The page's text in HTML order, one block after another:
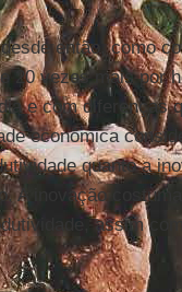
então, como
20 vezes mais por
e com diferenças
econômica
quanto a
A inovação
assim